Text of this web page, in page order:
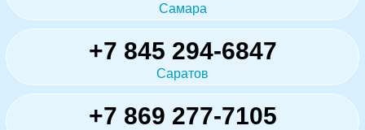
Самара
+7 845 294-6847
Саратов
+7 869 277-7105